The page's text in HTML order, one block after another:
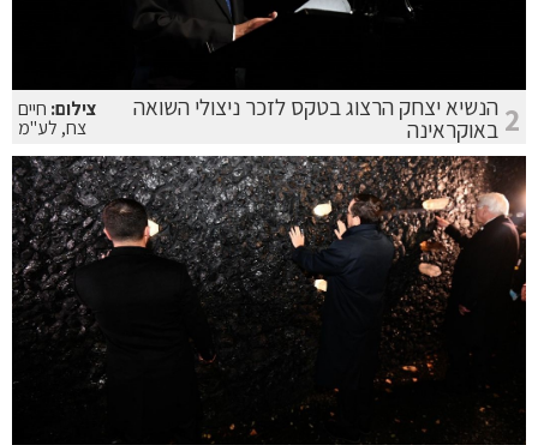
2 הנשיא יצחק הרצוג בטקס לזכר ניצולי השואה
באוקראינה
צילום: חיים
צח, לע"מ